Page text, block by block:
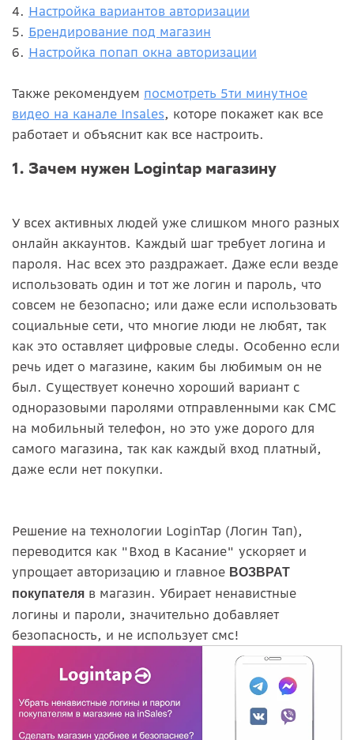
4. Настройка вариантов авторизации
5. Брендирование под магазин
6. Настройка попап окна авторизации
Также рекомендуем посмотреть 5ти минутное
видео на канале Insales, которе покажет как все
работает и объяснит как все настроить.
1. Зачем нужен Logintap магазину
У всех активных людей уже слишком много разных
онлайн аккаунтов. Каждый шаг требует логина и
пароля. Нас всех это раздражает. Даже если везде
использовать один и тот же логин и пароль, что
совсем не безопасно; или даже если использовать
социальные сети, что многие люди не любят, так
как это оставляет цифровые следы. Особенно если
речь идет о магазине, каким бы любимым он не
был. Существует конечно хороший вариант с
одноразовыми паролями отправленными как СМС
на мобильный телефон, но это уже дорого для
самого магазина, так как каждый вход платный,
даже если нет покупки.
Решение на технологии LoginTap (Логин Тап),
переводится как "Вход в Касание" ускоряет и
упрощает авторизацию и главное ВОЗВРАТ
покупателя в магазин. Убирает ненавистные
логины и пароли, значительно добавляет
безопасность, и не использует смс!